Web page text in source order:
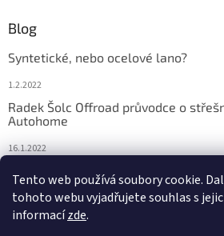
Tento web používá soubory cookie.
tohoto webu vyjadřujete souhlas s
informacízde.
Blog
Syntetické, nebo ocelové lano?
1.2.2022
Radek Šolc Offroad průvodce o
Autohome
16.1.2022
4.2.2021